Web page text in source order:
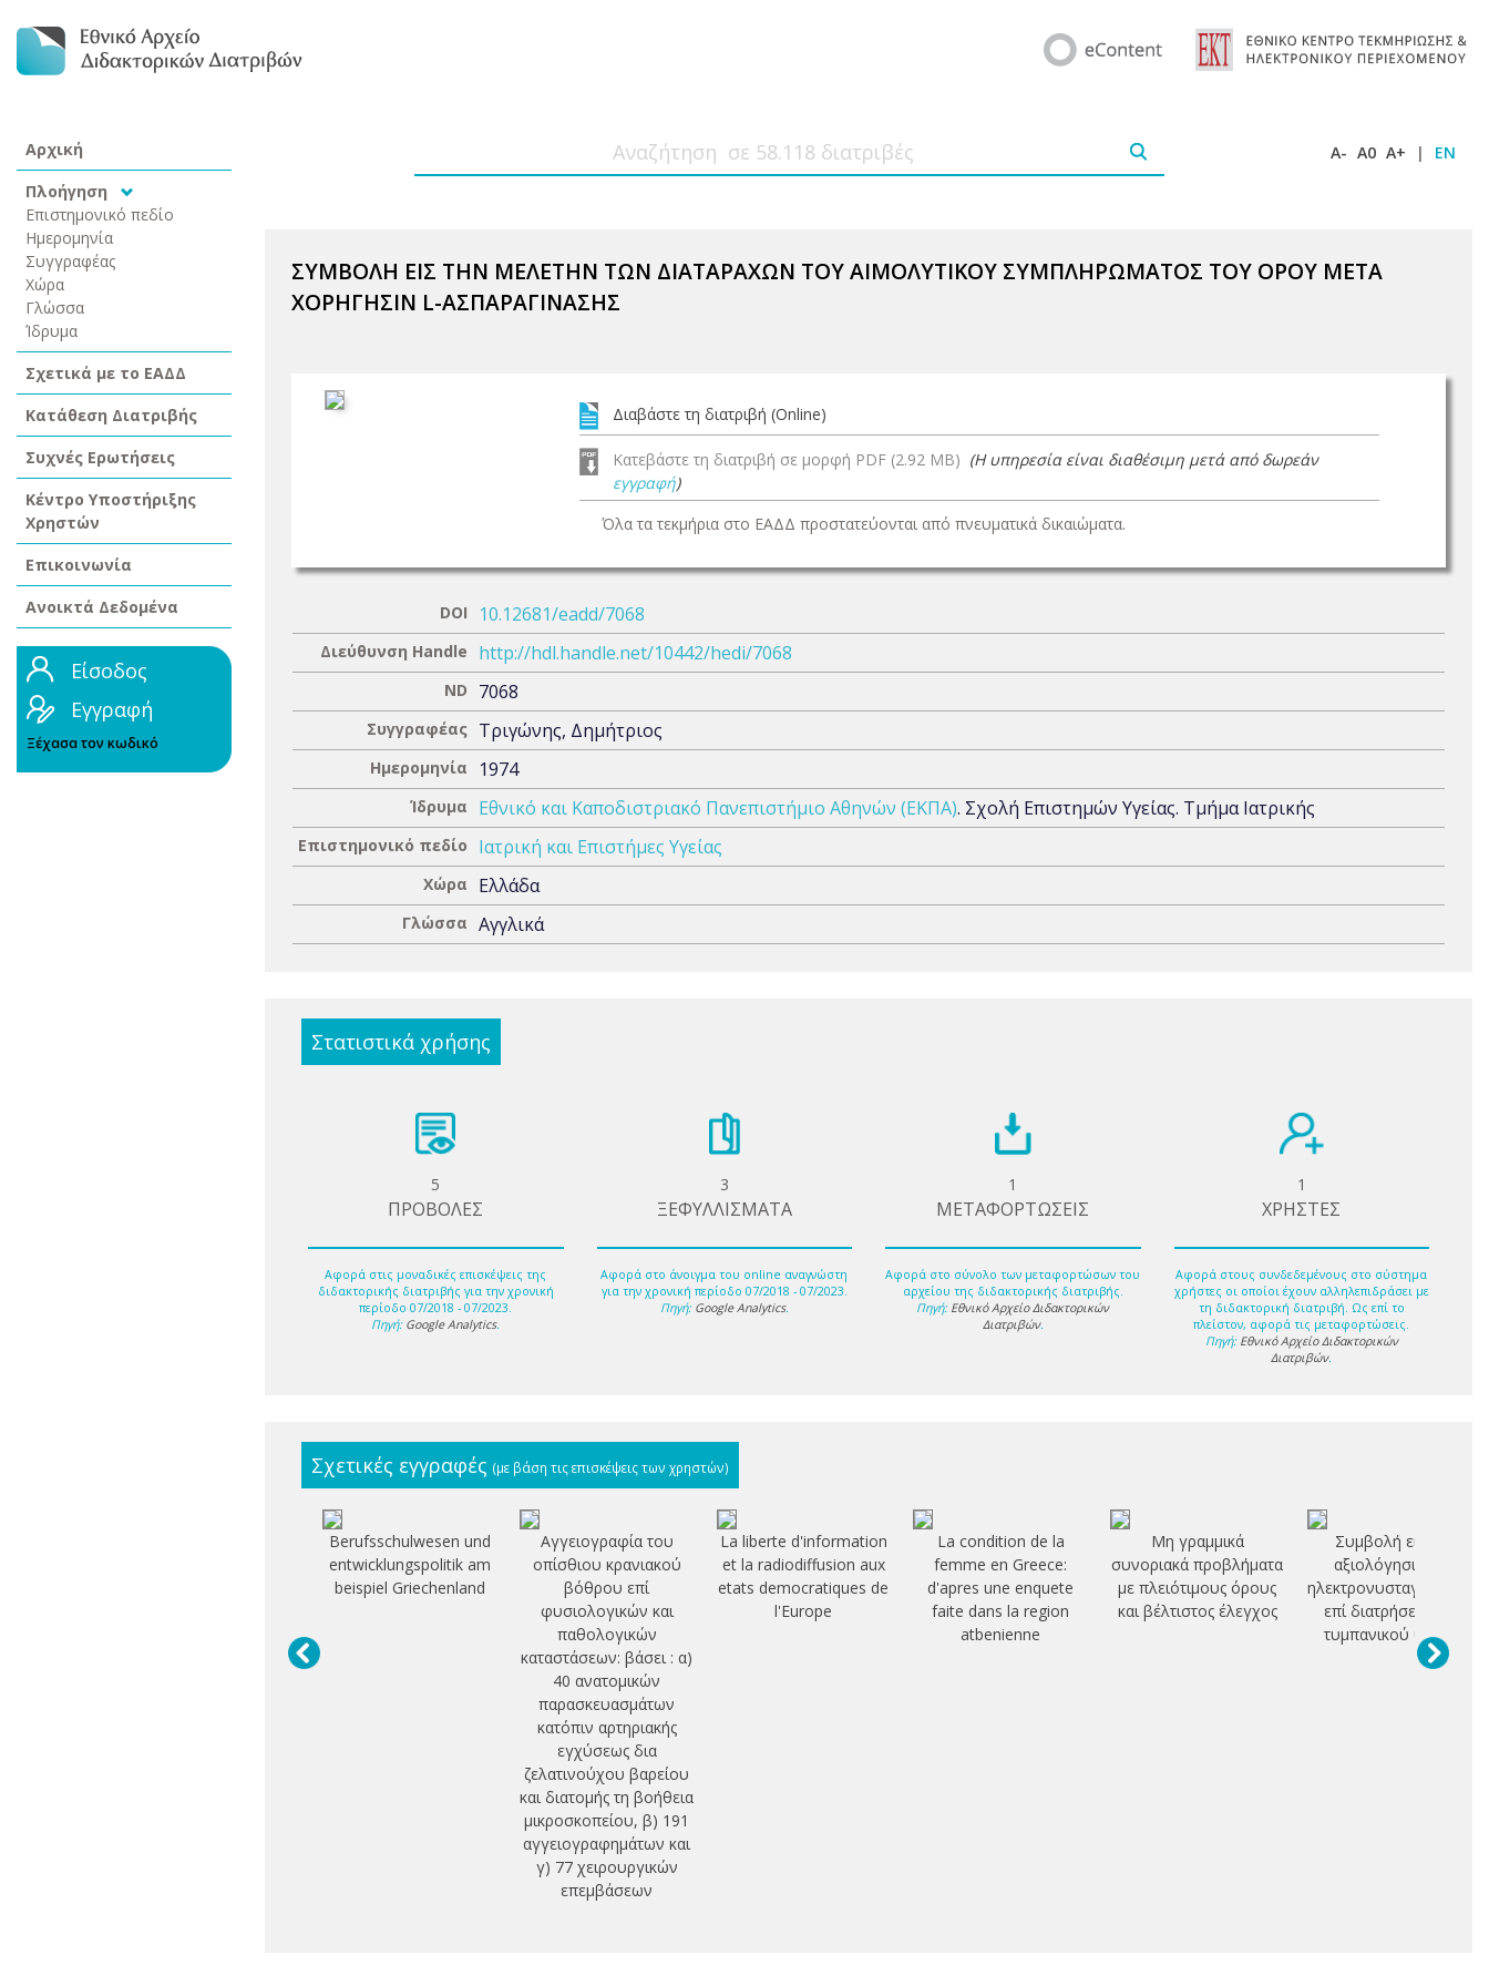
Αρχική
Πλοήγηση
Επιστημονικό πεδίο
Ημερομηνία
Συγγραφέας
Χώρα
Γλώσσα
Ίδρυμα
Σχετικά με το ΕΑΔΔ
Κατάθεση Διατριβής
Συχνές Ερωτήσεις
Κέντρο Υποστήριξης
Χρηστών
Επικοινωνία
Ανοικτά Δεδομένα
Είσοδος
Εγγραφή
Ξέχασα τον κωδικό
A- A0 A+ | EN
ΣΥΜΒΟΛΗ ΕΙΣ ΤΗΝ ΜΕΛΕΤΗΝ ΤΩΝ ΔΙΑΤΑΡΑΧΩΝ ΤΟΥ ΑΙΜΟΛΥΤΙΚΟΥ ΣΥΜΠΛΗΡΩΜΑΤΟΣ ΤΟΥ ΟΡΟΥ ΜΕΤΑ
ΧΟΡΗΓΗΣΙΝ L-ΑΣΠΑΡΑΓΙΝΑΣΗΣ
Διαβάστε τη διατριβή (Online)
Κατεβάστε τη διατριβή σε μορφή PDF (2.92 MB) (Η υπηρεσία είναι διαθέσιμη μετά από δωρεάν
εγγραφή)
Όλα τα τεκμήρια στο ΕΑΔΔ προστατεύονται από πνευματικά δικαιώματα.
DOI 10.12681/eadd/7068
Διεύθυνση Handle http://hdl.handle.net/10442/hedi/7068
ND 7068
Συγγραφέας Τριγώνης, Δημήτριος
Ημερομηνία 1974
Ίδρυμα Εθνικό και Καποδιστριακό Πανεπιστήμιο Αθηνών (ΕΚΠΑ). Σχολή Επιστημών Υγείας. Τμήμα Ιατρικής
Επιστημονικό πεδίο Ιατρική και Επιστήμες Υγείας
Χώρα Ελλάδα
Γλώσσα Αγγλικά
Στατιστικά χρήσης
5
ΠΡΟΒΟΛΕΣ
Αφορά στις μοναδικές επισκέψεις της
διδακτορικής διατριβής για την χρονική
περίοδο 07/2018 - 07/2023.
Πηγή: Google Analytics.
3
ΞΕΦΥΛΛΙΣΜΑΤΑ
Αφορά στο άνοιγμα του online αναγνώστη
για την χρονική περίοδο 07/2018 - 07/2023.
Πηγή: Google Analytics.
1
ΜΕΤΑΦΟΡΤΩΣΕΙΣ
Αφορά στο σύνολο των μεταφορτώσων του
αρχείου της διδακτορικής διατριβής.
Πηγή: Εθνικό Αρχείο Διδακτορικών
Διατριβών.
1
ΧΡΗΣΤΕΣ
Αφορά στους συνδεδεμένους στο σύστημα
χρήστες οι οποίοι έχουν αλληλεπιδράσει με
τη διδακτορική διατριβή. Ως επί το
πλείστον, αφορά τις μεταφορτώσεις.
Πηγή: Εθνικό Αρχείο Διδακτορικών
Διατριβών.
Σχετικές εγγραφές (με βάση τις επισκέψεις των χρηστών)
Berufsschulwesen und
entwicklungspolitik am
beispiel Griechenland
Αγγειογραφία του
οπίσθιου κρανιακού
βόθρου επί
φυσιολογικών και
παθολογικών
καταστάσεων: βάσει : α)
40 ανατομικών
παρασκευασμάτων
κατόπιν αρτηριακής
εγχύσεως δια
ζελατινούχου βαρείου
και διατομής τη βοήθεια
μικροσκοπείου, β) 191
αγγειογραφημάτων και
γ) 77 χειρουργικών
επεμβάσεων
La liberte d'information
et la radiodiffusion aux
etats democratiques de
l'Europe
La condition de la
femme en Greece:
d'apres une enquete
faite dans la region
atbenienne
Μη γραμμικά
συνοριακά προβλήματα
με πλειότιμους όρους
και βέλτιστος έλεγχος
Συμβολή εις την
αξιολόγησιν του
επί διατρήσεως του
τυμπανικού υμένος